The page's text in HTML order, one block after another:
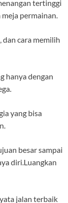
tertinggi
permainan.
dan cara memilih
hanya dengan
yang bisa
besar sampai
diri.Luangkan
jalan terbaik